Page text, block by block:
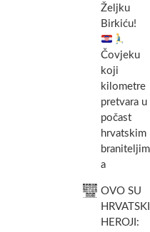
Željku
Birkiću!
Čovjeku
koji
kilometre
pretvara u
počast
hrvatskim
braniteljim
a
OVO SU
HRVATSKI
HEROJI: